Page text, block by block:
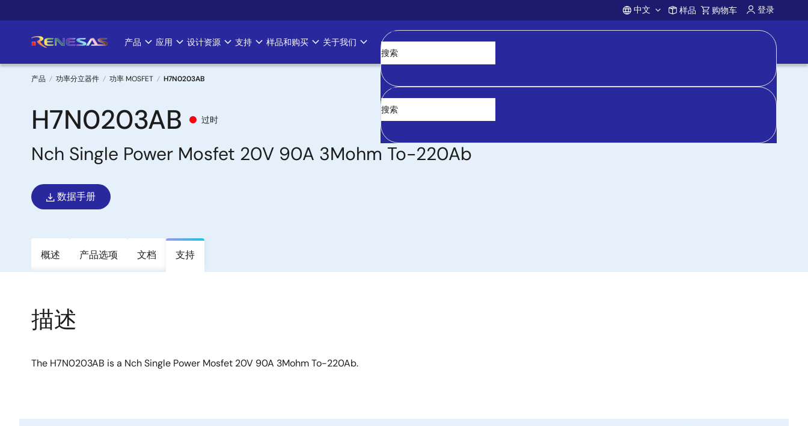
转
要
Account
中文 样品 购物车 登录
Main
navigation
产品 应用 设计资源 支持 样品和购买 关于我们
清空
面
包
屑
产品 功率分立器件 功率 MOSFET H7N0203AB
H7N0203AB 过时
Nch Single Power Mosfet 20V 90A 3Mohm To-220Ab
数据手册
概述 产品选项 文档 支持
描述
The H7N0203AB is a Nch Single Power Mosfet 20V 90A 3Mohm To-220Ab.